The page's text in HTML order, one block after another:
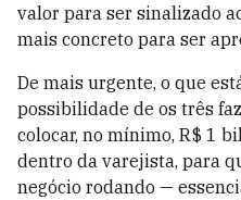
valor para ser sinalizado
mais concreto para ser
De mais urgente, o que
possibilidade de os três
colocar, no mínimo, R$ 1
dentro da varejista, para
negócio rodando —